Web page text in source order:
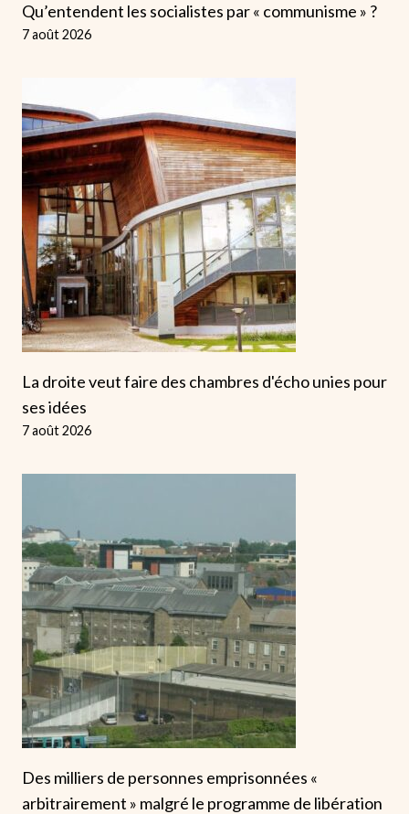
Qu’entendent les socialistes par « communisme » ?
7 août 2026
La droite veut faire des chambres d'écho unies pour
ses idées
7 août 2026
Des milliers de personnes emprisonnées «
arbitrairement » malgré le programme de libération